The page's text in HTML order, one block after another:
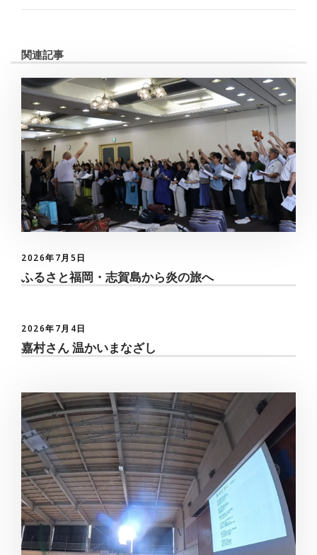
関連記事
2026年7月5日
ふるさと福岡・志賀島から炎の旅へ
2026年7月4日
嘉村さん 温かいまなざし